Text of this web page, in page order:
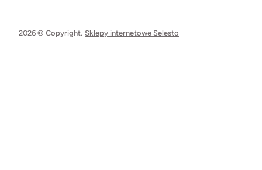
2026 © Copyright. Sklepy internetowe Selesto